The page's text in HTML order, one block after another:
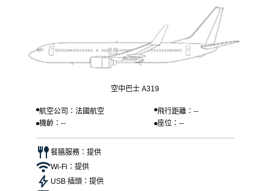
空中巴士 A319
航空公司：法國航空
飛行距離：--
機齡：--
座位：--
餐膳服務：提供
Wi-Fi：提供
USB 插頭：提供